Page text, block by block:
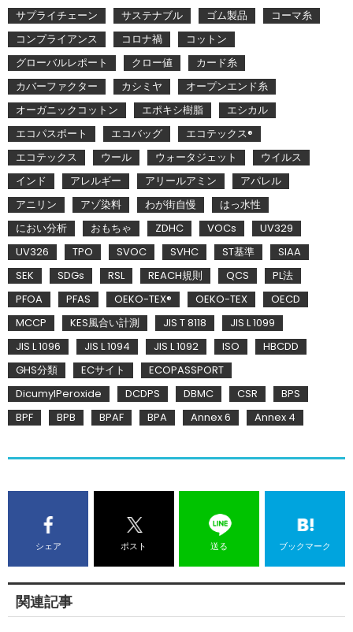
サプライチェーン サステナブル ゴム製品
コーマ糸
コンプライアンス
コロナ禍
コットン
グローバルレポート
クロー値
カード糸
カバーファクター
カシミヤ
オープンエンド糸
オーガニックコットン
エポキシ樹脂
エシカル
エコパスポート
エコバッグ
エコテックス®
エコテックス
ウール ウォータジェット
ウイルス
インド
アレルギー アリールアミン
アパレル
アニリン
アゾ染料 わが街自慢
はっ水性
におい分析
おもちゃ ZDHC VOCs
UV329
UV326
TPO SVOC SVHC ST基準
SIAA
SEK
SDGs RSL REACH規則 QCS
PL法
PFOA
PFAS OEKO-TEX® OEKO-TEX
OECD
MCCP
KES風合い計測 JIS T 8118
JIS L 1099
JIS L 1096
JIS L 1094 JIS L 1092 ISO
HBCDD
GHS分類
ECサイト
ECOPASSPORT
DicumylPeroxide
DCDPS DBMC CSR
BPS
BPF
BPB BPAF BPA Annex 6 Annex 4
シェア ポスト 送る ブックマーク
関連記事